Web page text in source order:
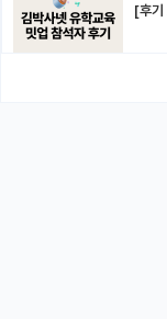
[후기